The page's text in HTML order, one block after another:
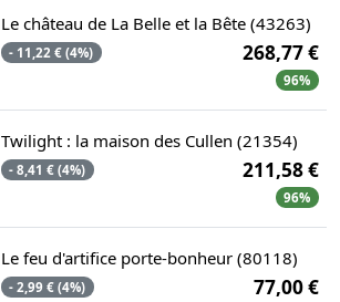
Le château de La Belle et la Bête (43263)
- 11,22 € (4%) 268,77 €
96%
Twilight : la maison des Cullen (21354)
- 8,41 € (4%) 211,58 €
96%
Le feu d'artifice porte-bonheur (80118)
- 2,99 € (4%) 77,00 €